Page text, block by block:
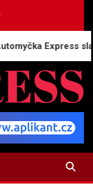
Express slaví 20